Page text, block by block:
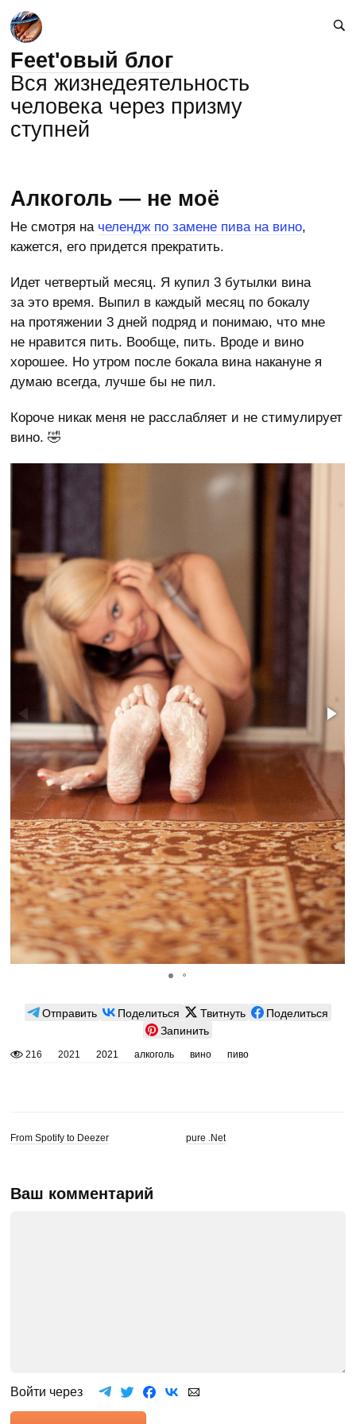
Feet'овый блог
Вся жизнедеятельность
человека через призму
ступней
Алкоголь — не моё
Не смотря на челендж по замене пива на вино,
кажется, его придется прекратить.
Идет четвертый месяц. Я купил 3 бутылки вина
за это время. Выпил в каждый месяц по бокалу
на протяжении 3 дней подряд и понимаю, что мне
не нравится пить. Вообще, пить. Вроде и вино
хорошее. Но утром после бокала вина накануне я
думаю всегда, лучше бы не пил.
Короче никак меня не расслабляет и не стимулирует
вино. 🤣
Отправить Поделиться Твитнуть
Поделиться
Запинить
216 2021 2021 алкоголь вино пиво
From Spotify to Deezer pure .Net
Ваш комментарий
Войти через